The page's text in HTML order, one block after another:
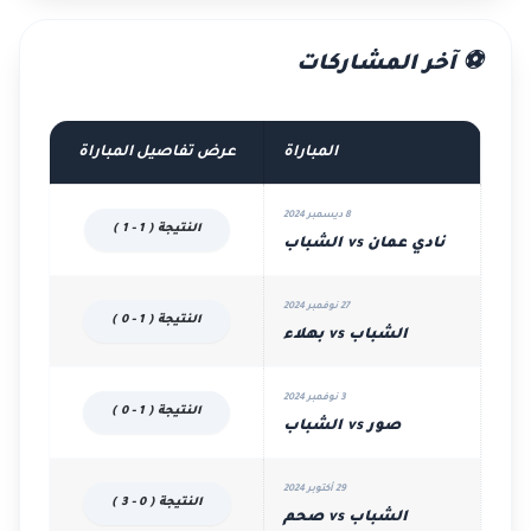
⚽ آخر المشاركات
المباراة عرض تفاصيل المباراة
8 ديسمبر 2024
نادي عمان vs الشباب
النتيجة ( 1 - 1 )
27 نوفمبر 2024
الشباب vs بهلاء
النتيجة ( 1 - 0 )
3 نوفمبر 2024
صور vs الشباب
النتيجة ( 1 - 0 )
29 أكتوبر 2024
الشباب vs صحم
النتيجة ( 0 - 3 )